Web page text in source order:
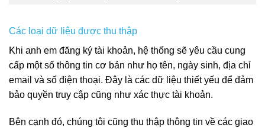
Các loại dữ liệu được thu thập
Khi anh em đăng ký tài khoản, hệ thống sẽ yêu cầu cung
cấp một số thông tin cơ bản như họ tên, ngày sinh, địa chỉ
email và số điện thoại. Đây là các dữ liệu thiết yếu để đảm
bảo quyền truy cập cũng như xác thực tài khoản.
Bên cạnh đó, chúng tôi cũng thu thập thông tin về các giao